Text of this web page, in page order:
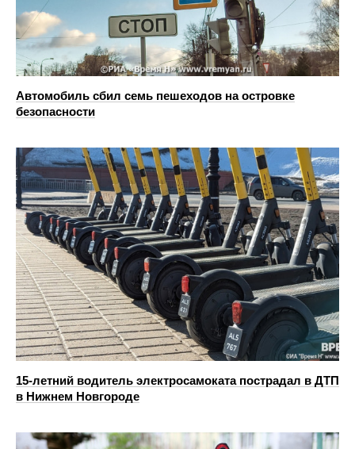
Автомобиль сбил семь пешеходов на островке
безопасности
15-летний водитель электросамоката пострадал в ДТП
в Нижнем Новгороде